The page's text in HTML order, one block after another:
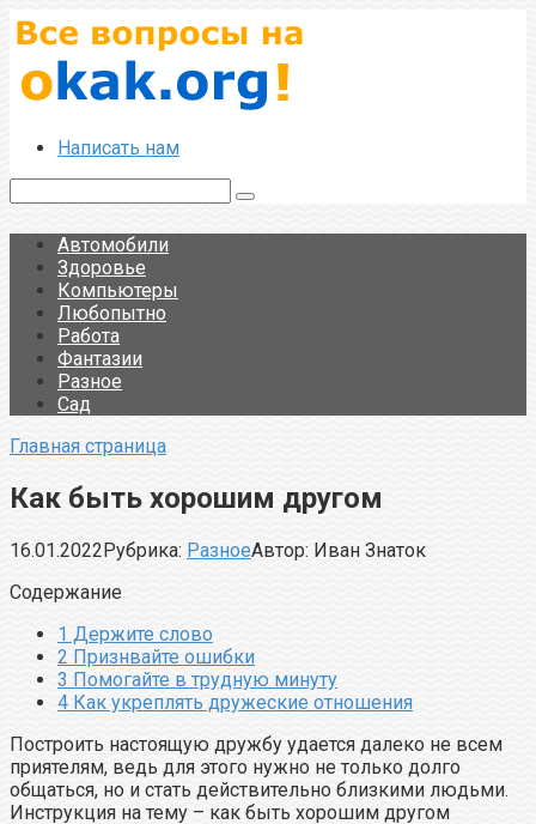
Перейти
к
контенту
Написать нам
Автомобили
Здоровье
Компьютеры
Любопытно
Работа
Фантазии
Разное
Сад
Главная страница
Как быть хорошим другом
16.01.2022Рубрика: РазноеАвтор: Иван Знаток
Содержание
1 Держите слово
2 Признвайте ошибки
3 Помогайте в трудную минуту
4 Как укреплять дружеские отношения
Построить настоящую дружбу удается далеко не всем
приятелям, ведь для этого нужно не только долго
общаться, но и стать действительно близкими людьми.
Инструкция на тему – как быть хорошим другом